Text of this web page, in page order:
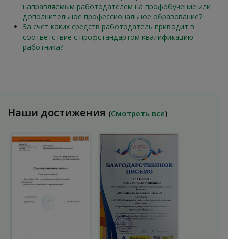
направляемым работодателем на профобучение или
дополнительное профессиональное образование?
За счет каких средств работодатель приводит в
соответствие с профстандартом квалификацию
работника?
Наши достижения (Смотреть все)